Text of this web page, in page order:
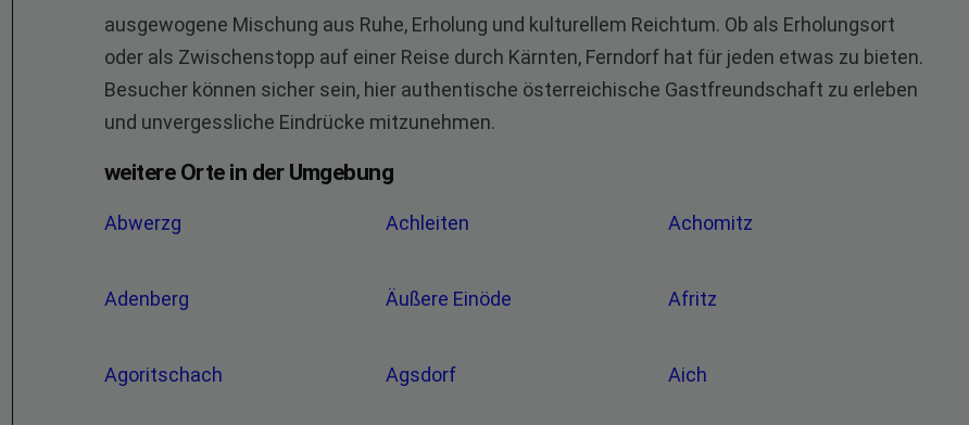
ausgewogene Mischung aus Ruhe, Erholung und kulturellem Reichtum. Ob als Erholungsort
oder als Zwischenstopp auf einer Reise durch Kärnten, Ferndorf hat für jeden etwas zu bieten.
Besucher können sicher sein, hier authentische österreichische Gastfreundschaft zu erleben
und unvergessliche Eindrücke mitzunehmen.
weitere Orte in der Umgebung
Abwerzg Achleiten Achomitz
Adenberg Äußere Einöde Afritz
Agoritschach Agsdorf Aich